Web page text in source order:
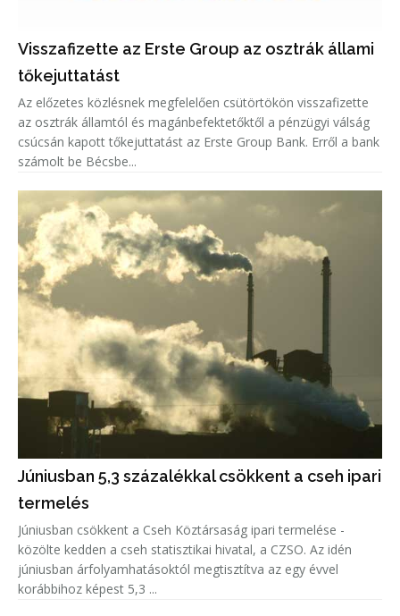
Visszafizette az Erste Group az osztrák állami
tőkejuttatást
Az előzetes közlésnek megfelelően csütörtökön visszafizette
az osztrák államtól és magánbefektetőktől a pénzügyi válság
csúcsán kapott tőkejuttatást az Erste Group Bank. Erről a bank
számolt be Bécsbe...
Júniusban 5,3 százalékkal csökkent a cseh ipari
termelés
Júniusban csökkent a Cseh Köztársaság ipari termelése -
közölte kedden a cseh statisztikai hivatal, a CZSO. Az idén
júniusban árfolyamhatásoktól megtisztítva az egy évvel
korábbihoz képest 5,3 ...